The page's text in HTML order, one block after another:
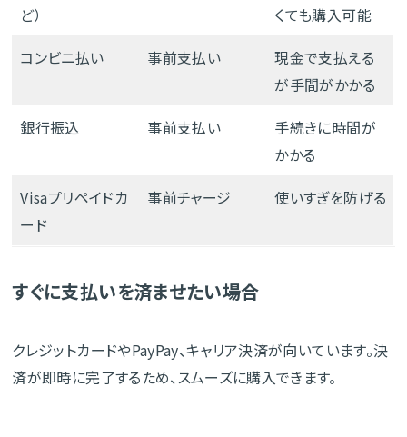
ど）
くても購入可能
コンビニ払い
事前支払い
現金で支払える
が手間がかかる
銀行振込
事前支払い
手続きに時間が
かかる
Visaプリペイドカ
ード
事前チャージ 使いすぎを防げる
すぐに支払いを済ませたい場合
クレジットカードやPayPay、キャリア決済が向いています。決
済が即時に完了するため、スムーズに購入できます。